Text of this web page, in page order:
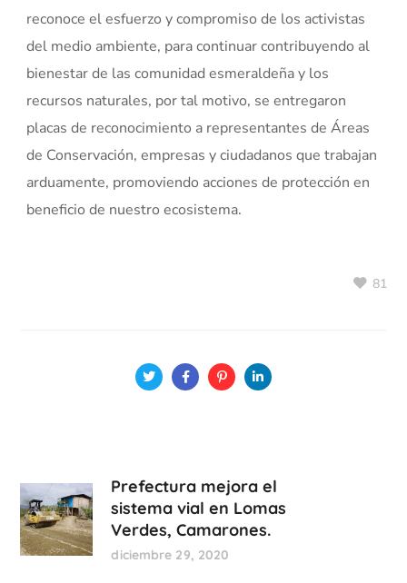
reconoce el esfuerzo y compromiso de los activistas
del medio ambiente, para continuar contribuyendo al
bienestar de las comunidad esmeraldeña y los
recursos naturales, por tal motivo, se entregaron
placas de reconocimiento a representantes de Áreas
de Conservación, empresas y ciudadanos que trabajan
arduamente, promoviendo acciones de protección en
beneficio de nuestro ecosistema.
81
Prefectura mejora el
sistema vial en Lomas
Verdes, Camarones.
diciembre 29, 2020